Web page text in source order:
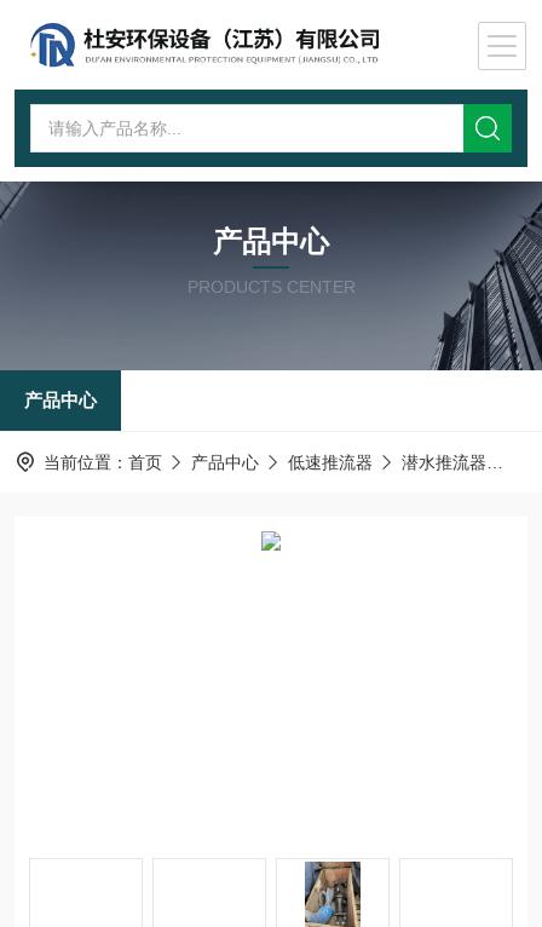
产品中心
PRODUCTS CENTER
产品中心
当前位置： 首页 产品中心 低速推流器 潜水推流器